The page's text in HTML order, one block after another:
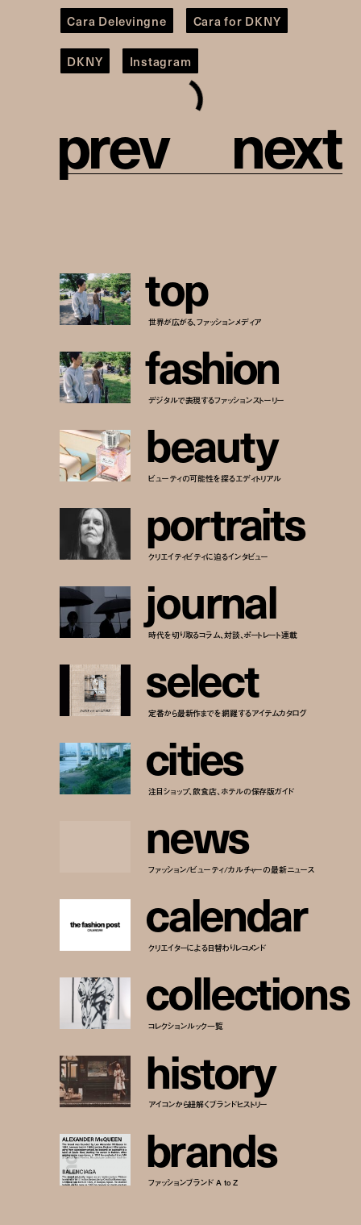
Cara Delevingne Cara for DKNY
DKNY Instagram
prev next
top
世界が広がる、ファッションメディア
fashion
デジタルで表現するファッションストーリー
beauty
ビューティの可能性を探るエディトリアル
portraits
クリエイティビティに迫るインタビュー
journal
時代を切り取るコラム、対談、ポートレート連載
select
定番から最新作までを網羅するアイテムカタログ
cities
注目ショップ、飲食店、ホテルの保存版ガイド
news
ファッション/ビューティ/カルチャーの最新ニュース
calendar
クリエイターによる日替わりレコメンド
collections
コレクションルック一覧
history
アイコンから紐解くブランドヒストリー
brands
ファッションブランド A to Z